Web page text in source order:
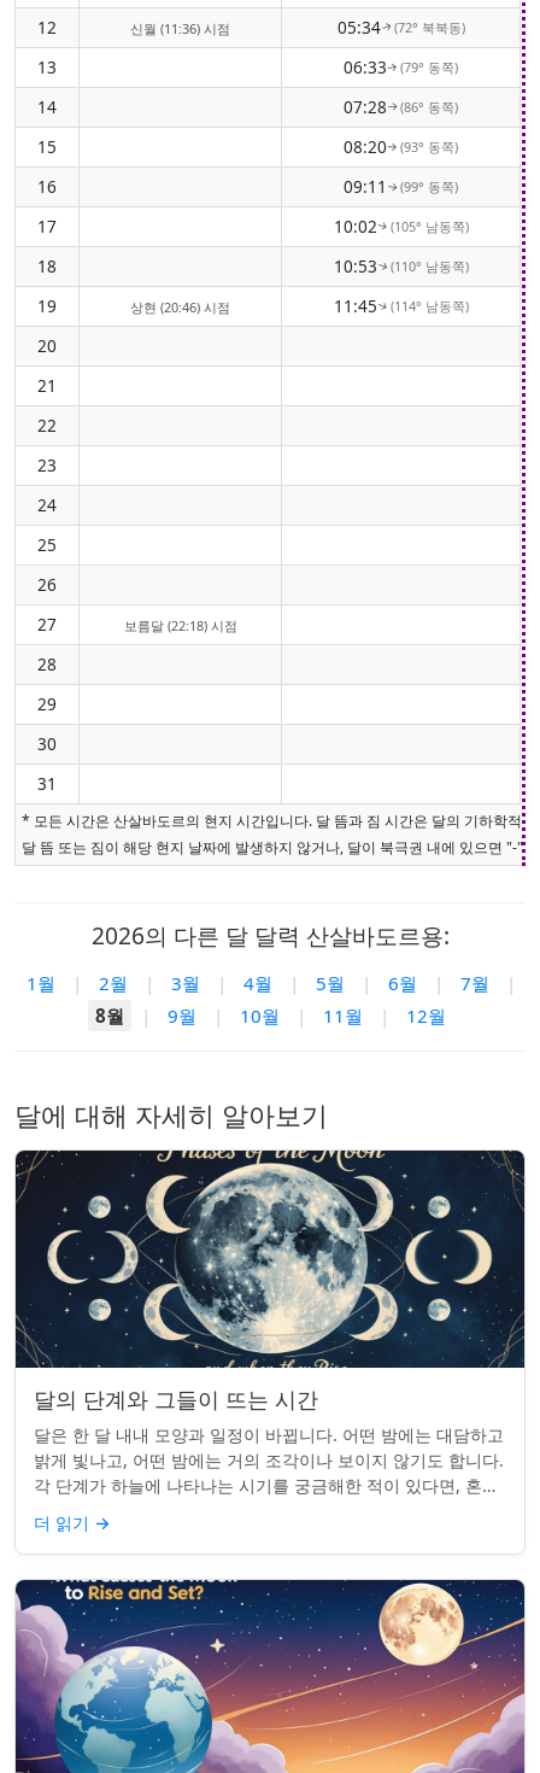
12 신월 (11:36) 시점 05:34↑(72° 북북동)
13 06:33↑(79° 동쪽)
14 07:28↑(86° 동쪽)
15 08:20↑(93° 동쪽)
16 09:11 ↑(99° 동쪽)
17 10:02↑(105° 남동쪽)
18 10:53↑(110° 남동쪽)
19 상현 (20:46) 시점 11:45↑(114° 남동쪽)
20
21
22
23
24
25
26
27
보름달 (22:18) 시점
28
29
30
31
* 모든 시간은 산살바도르의 현지 시간입니다. 달 뜸과 짐 시간은 달의 기하학적
달 뜸 또는 짐이 해당 현지 날짜에 발생하지 않거나, 달이 북극권 내에 있으면 "-"
2026의 다른 달 달력 산살바도르용:
1월 | 2월 | 3월 | 4월 | 5월 | 6월 | 7월
|
8월
| 9월 | 10월 | 11월 | 12월
달에 대해 자세히 알아보기
달의 단계와 그들이 뜨는 시간
달은 한 달 내내 모양과 일정이 바뀝니다. 어떤 밤에는 대담하고
밝게 빛나고, 어떤 밤에는 거의 조각이나 보이지 않기도 합니다.
각 단계가 하늘에 나타나는 시기를 궁금해한 적이 있다면, 혼자
가 아닙니다. 사실 그 타...
더 읽기 →